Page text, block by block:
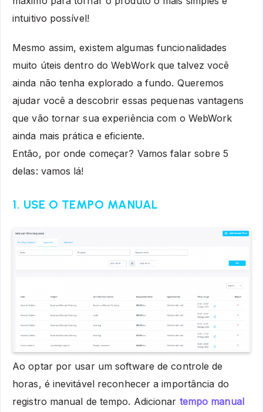
intuitivo possível!
Mesmo assim, existem algumas funcionalidades
muito úteis dentro do WebWork que talvez você
ainda não tenha explorado a fundo. Queremos
ajudar você a descobrir essas pequenas vantagens
que vão tornar sua experiência com o WebWork
ainda mais prática e eficiente.
Então, por onde começar? Vamos falar sobre 5
delas: vamos lá!
1. USE O TEMPO MANUAL
Ao optar por usar um software de controle de
horas, é inevitável reconhecer a importância do
registro manual de tempo. Adicionar tempo manual